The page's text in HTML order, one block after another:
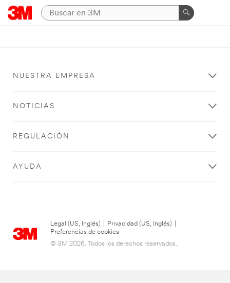
NUESTRA EMPRESA
NOTICIAS
REGULACIÓN
AYUDA
Legal (US, Inglés) Privacidad (US, Inglés)
Preferencias de cookies
© 3M 2026. Todos los derechos reservados..